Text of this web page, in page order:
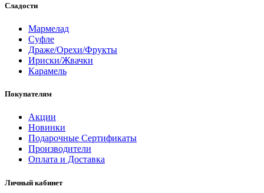
Сладости
Мармелад
Суфле
Драже/Орехи/Фрукты
Ириски/Жвачки
Карамель
Покупателям
Акции
Новинки
Подарочные Сертификаты
Производители
Оплата и Доставка
Личный кабинет